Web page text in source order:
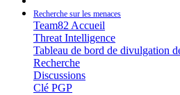
Recherche sur les menaces
Team82 Accueil
Threat Intelligence
Tableau de bord de divulgation
Recherche
Discussions
Clé PGP